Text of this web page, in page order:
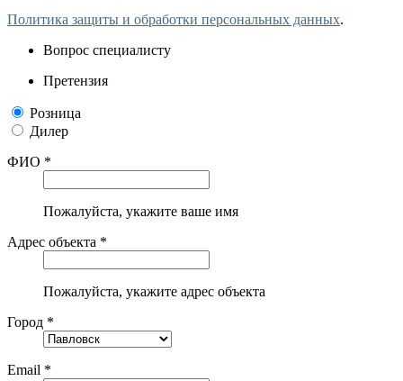
Политика защиты и обработки персональных данных.
Вопрос специалисту
Претензия
Розница
Дилер
ФИО *
Пожалуйста, укажите ваше имя
Адрес объекта *
Пожалуйста, укажите адрес объекта
Город *
Email *